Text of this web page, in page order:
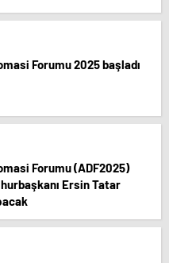
Forumu 2025 başladı
Forumu (ADF2025)
Ersin Tatar